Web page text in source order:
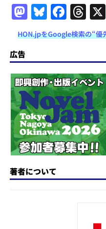
M
a
st
o
d
o
n
Bl
u
e
s
k
y
F
a
c
e
b
o
o
k
T
h
re
a
d
s
HON.jpをGoogle検索の“優
広告
著者について